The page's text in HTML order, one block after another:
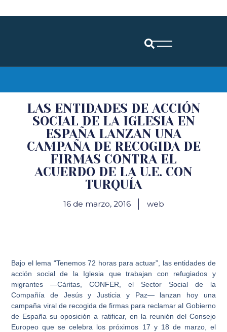
LAS ENTIDADES DE ACCIÓN
SOCIAL DE LA IGLESIA EN
ESPAÑA LANZAN UNA
CAMPAÑA DE RECOGIDA DE
FIRMAS CONTRA EL
ACUERDO DE LA U.E. CON
TURQUÍA
16 de marzo, 2016 web
Bajo el lema “Tenemos 72 horas para actuar”, las entidades de
acción social de la Iglesia que trabajan con refugiados y
migrantes —Cáritas, CONFER, el Sector Social de la
Compañía de Jesús y Justicia y Paz— lanzan hoy una
campaña viral de recogida de firmas para reclamar al Gobierno
de España su oposición a ratificar, en la reunión del Consejo
Europeo que se celebra los próximos 17 y 18 de marzo, el